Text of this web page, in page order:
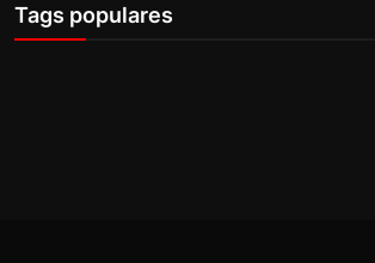
Tags populares